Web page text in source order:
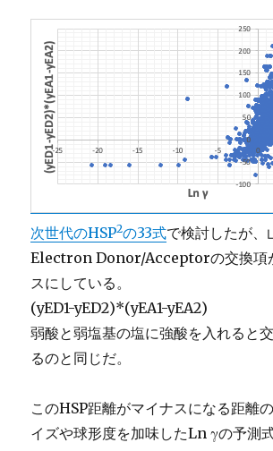
次世代のHSP2の33式で検討したが、
Electron Donor/Acceptorの交換項
スにしている。
(yED1-yED2)*(yEA1-yEA2)
弱酸と弱塩基の塩に強酸を入れると
るのと同じだ。
このHSP距離がマイナスになる距離
イズや球形度を加味したLn γの予測